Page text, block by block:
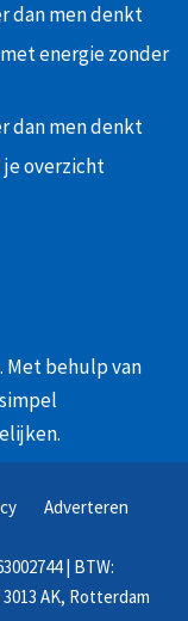
dan men denkt
met energie zonder
dan men denkt
je overzicht
Met behulp van
Adverteren
| BTW:
AK, Rotterdam